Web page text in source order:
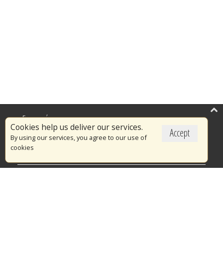
Accept
Cookies help us deliver our services.
By using our services, you agree to our use of
cookies
Επικαιρότητα
Το Πυροσβεστικό Σώμα